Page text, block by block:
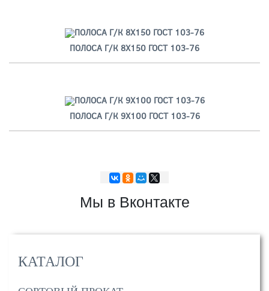
КАТАЛОГ
ПОЛОСА Г/К 8Х150 ГОСТ 103-76
ПОЛОСА Г/К 9Х100 ГОСТ 103-76
Мы в Вконтакте